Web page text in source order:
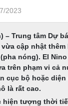
2023
– Trung tâm Dự
cập nhật
nóng). El
trên phạm vi cả
cục bộ hoặc
là rất cao.
hiện tượng thời